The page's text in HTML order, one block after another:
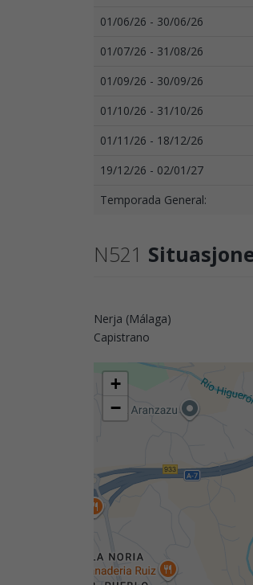
01/06/26 - 30/06/26
01/07/26 - 31/08/26
01/09/26 - 30/09/26
01/10/26 - 31/10/26
01/11/26 - 18/12/26
19/12/26 - 02/01/27
Temporada General:
N521
Nerja (Málaga)
Capistrano
+
−